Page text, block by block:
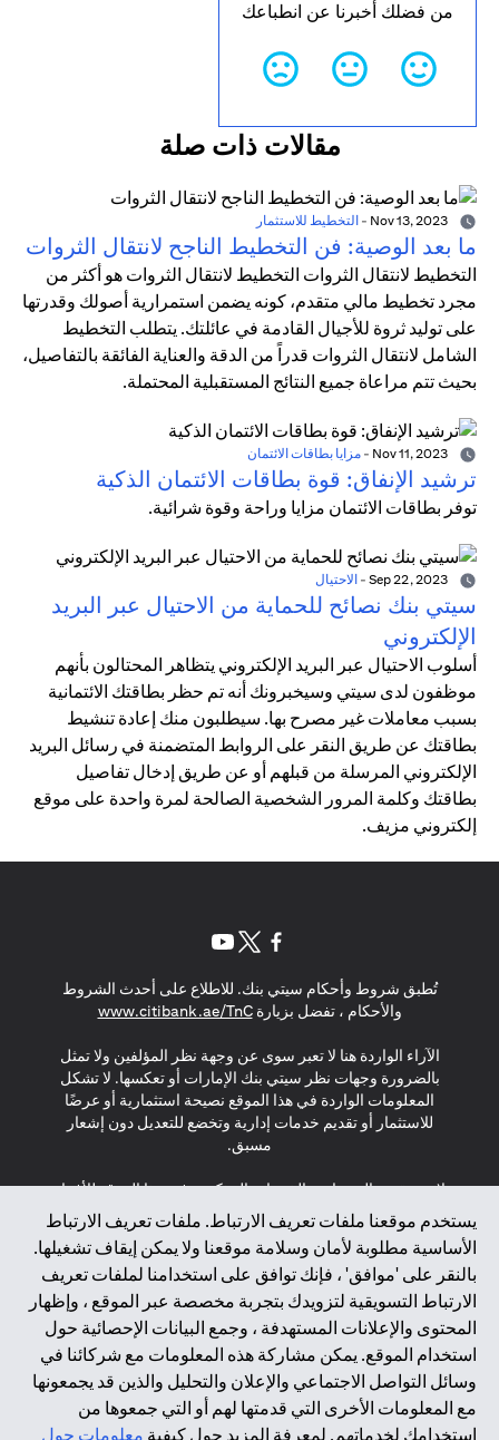
من فضلك أخبرنا عن انطباعك
مقالات ذات صلة
- التخطيط للاستثمار
ما بعد الوصية: فن التخطيط الناجح لانتقال الثروات
التخطيط لانتقال الثروات التخطيط لانتقال الثروات هو أكثر من
مجرد تخطيط مالي متقدم، كونه يضمن استمرارية أصولك وقدرتها
على توليد ثروة للأجيال القادمة في عائلتك. يتطلب التخطيط
الشامل لانتقال الثروات قدراً من الدقة والعناية الفائقة بالتفاصيل،
بحيث تتم مراعاة جميع النتائج المستقبلية المحتملة.
- مزايا بطاقات الائتمان
ترشيد الإنفاق: قوة بطاقات الائتمان الذكية
توفر بطاقات الائتمان مزايا وراحة وقوة شرائية.
- الاحتيال
سيتي بنك نصائح للحماية من الاحتيال عبر البريد
الإلكتروني
أسلوب الاحتيال عبر البريد الإلكتروني يتظاهر المحتالون بأنهم
موظفون لدى سيتي وسيخبرونك أنه تم حظر بطاقتك الائتمانية
بسبب معاملات غير مصرح بها. سيطلبون منك إعادة تنشيط
بطاقتك عن طريق النقر على الروابط المتضمنة في رسائل البريد
الإلكتروني المرسلة من قبلهم أو عن طريق إدخال تفاصيل
بطاقتك وكلمة المرور الشخصية الصالحة لمرة واحدة على موقع
إلكتروني مزيف.
يستخدم موقعنا ملفات تعريف الارتباط. ملفات تعريف الارتباط
الأساسية مطلوبة لأمان وسلامة موقعنا ولا يمكن إيقاف تشغيلها.
بالنقر على 'موافق' ، فإنك توافق على استخدامنا لملفات تعريف
الارتباط التسويقية لتزويدك بتجربة مخصصة عبر الموقع ، وإظهار
المحتوى والإعلانات المستهدفة ، وجمع البيانات الإحصائية حول
استخدام الموقع. يمكن مشاركة هذه المعلومات مع شركائنا في
وسائل التواصل الاجتماعي والإعلان والتحليل والذين قد يجمعونها
مع المعلومات الأخرى التي قدمتها لهم أو التي جمعوها من
استخدامك لخدماتهم. لمعرفة المزيد حول كيفية معلومات حول
تُطبق شروط وأحكام سيتي بنك. للاطلاع على أحدث الشروط
والأحكام ، تفضل بزيارةwww.citibank.ae/TnC
in a new tab
الآراء الواردة هنا لا تعبر سوى عن وجهة نظر المؤلفين ولا تمثل
بالضرورة وجهات نظر سيتي بنك الإمارات أو تعكسها. لا تشكل
المعلومات الواردة في هذا الموقع نصيحة استثمارية أو عرضًا
للاستثمار أو تقديم خدمات إدارية وتخضع للتعديل دون إشعار
مسبق.
لا يتم تقديم المنتجات والخدمات المذكورة في هذا الموقع للأفراد
المقيمين في الاتحاد الأوروبي أو المنطقة الاقتصادية الأوروبية أو
سويسرا أو غيرنسي أو جيرسي أو موناكو أو سان مارينو أو
الفاتيكان أو جزيرة مان أو المملكة المتحدة أو خصوصية البيانات
(لائحة حماية البيانات العامة \ قانون حماية البيانات الشخصية
العامة \ قانون خصوصية نيوزيلندا). المحتوى الموجود في هذه
الصفحة ليس ولا ينبغي تفسيره على أنه عرض أو دعوة أو دعوة
لشراء أو بيع أي من المنتجات والخدمات المذكورة هنا لمثل هؤلاء
الأفراد.
*GDPR – اللائحة العامة لحماية البيانات؛ * LGPD – Lei Geral de
Proteção de Dados Pessoais ; *NZPA – قانون الخصوصية